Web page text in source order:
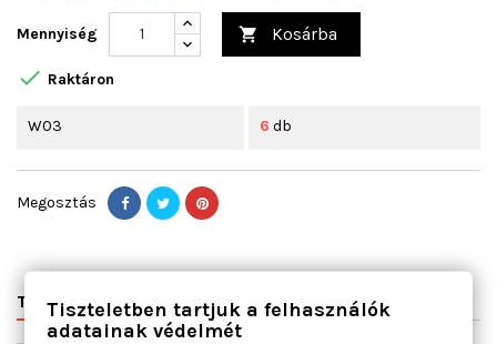
Mennyiség  Kosárba
 Raktáron
W03 6 db
Megosztás
TERMÉK RÉSZLETEI VÁLTÓSZÁMOK MIHEZ JÓ
Tiszteletben tartjuk a felhasználók
adatainak védelmét